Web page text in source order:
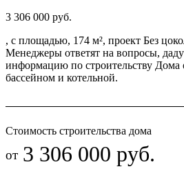
3 306 000 руб.
, с площадью, 174 м², проект Без
Менеджеры ответят на вопросы,
информацию по строительству Дома
бассейном и котельной.
Стоимость строительства дома
3 306 000 руб.